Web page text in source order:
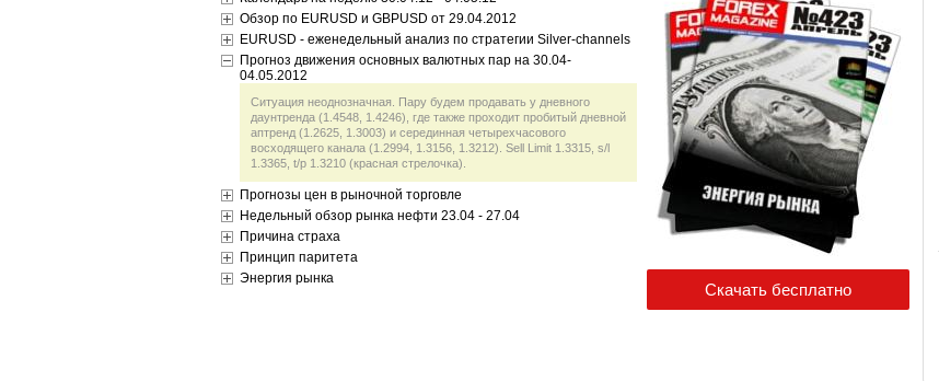
Обзор по EURUSD и GBPUSD от 29.04.2012
EURUSD - еженедельный анализ по стратегии Silver-channels
Прогноз движения основных валютных пар на 30.04-
04.05.2012
Ситуация неоднозначная. Пару будем продавать у дневного
даунтренда (1.4548, 1.4246), где также проходит пробитый дневной
аптренд (1.2625, 1.3003) и серединная четырехчасового
восходящего канала (1.2994, 1.3156, 1.3212). Sell Limit 1.3315, s/l
1.3365, t/p 1.3210 (красная стрелочка).
Прогнозы цен в рыночной торговле
Недельный обзор рынка нефти 23.04 - 27.04
Причина страха
Принцип паритета
Энергия рынка